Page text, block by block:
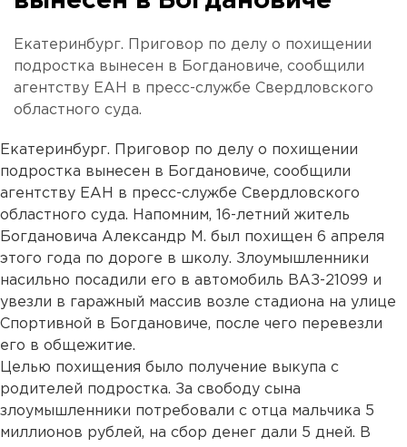
Екатеринбург. Приговор по делу о похищении
подростка вынесен в Богдановиче, сообщили
агентству ЕАН в пресс-службе Свердловского
областного суда.
Екатеринбург. Приговор по делу о похищении
подростка вынесен в Богдановиче, сообщили
агентству ЕАН в пресс-службе Свердловского
областного суда. Напомним, 16-летний житель
Богдановича Александр М. был похищен 6 апреля
этого года по дороге в школу. Злоумышленники
насильно посадили его в автомобиль ВАЗ-21099 и
увезли в гаражный массив возле стадиона на улице
Спортивной в Богдановиче, после чего перевезли
его в общежитие.
Целью похищения было получение выкупа с
родителей подростка. За свободу сына
злоумышленники потребовали с отца мальчика 5
миллионов рублей, на сбор денег дали 5 дней. В